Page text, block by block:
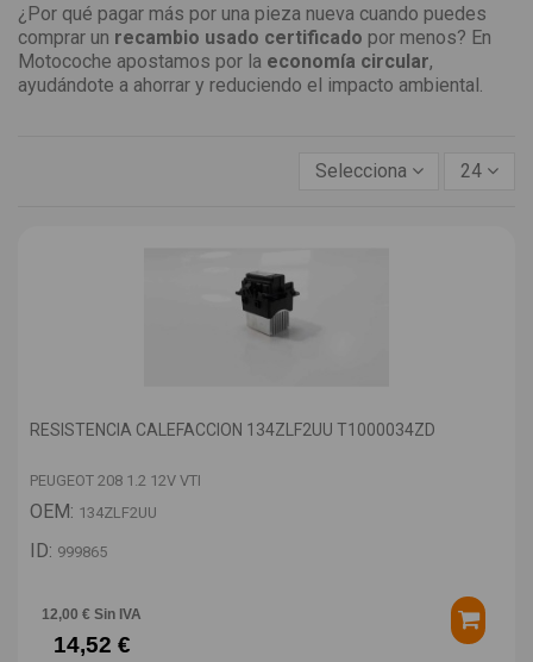
¿Por qué pagar más por una pieza nueva cuando puedes
comprar un recambio usado certificado por menos? En
Motocoche apostamos por la economía circular,
ayudándote a ahorrar y reduciendo el impacto ambiental.
Selecciona 24
RESISTENCIA CALEFACCION 134ZLF2UU T1000034ZD
PEUGEOT 208 1.2 12V VTI
OEM: 134ZLF2UU
ID: 999865
12,00 € Sin IVA
14,52 €